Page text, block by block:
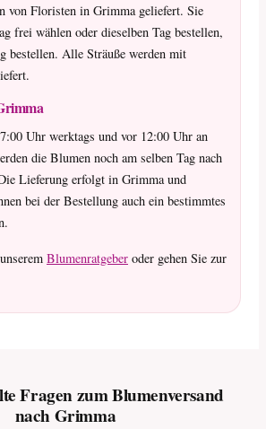
von Floristen in Grimma geliefert. Sie
frei wählen oder dieselben Tag bestellen,
bestellen. Alle Sträuße werden mit
Uhr werktags und vor 12:00 Uhr an
die Blumen noch am selben Tag nach
Lieferung erfolgt in Grimma und
bei der Bestellung auch ein bestimmtes
Blumenratgeber oder gehen Sie zur
Fragen zum Blumenversand
nach Grimma